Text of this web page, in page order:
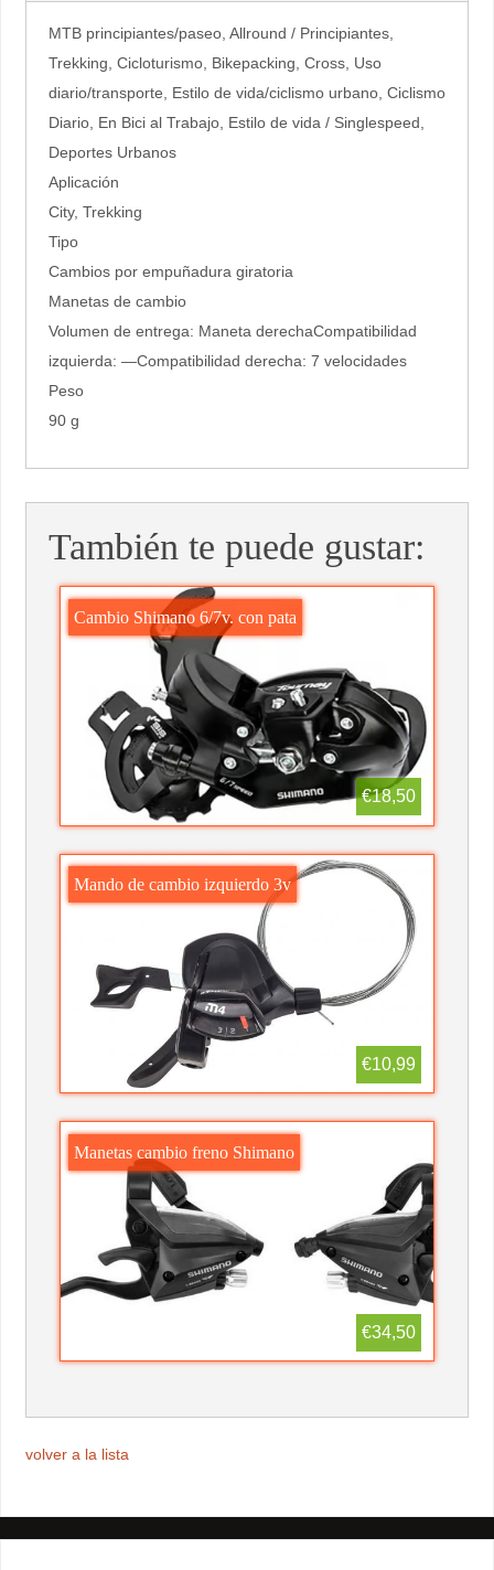
MTB principiantes/paseo, Allround / Principiantes,
Trekking, Cicloturismo, Bikepacking, Cross, Uso
diario/transporte, Estilo de vida/ciclismo urbano, Ciclismo
Diario, En Bici al Trabajo, Estilo de vida / Singlespeed,
Deportes Urbanos
Aplicación
City, Trekking
Tipo
Cambios por empuñadura giratoria
Manetas de cambio
Volumen de entrega: Maneta derechaCompatibilidad
izquierda: —Compatibilidad derecha: 7 velocidades
Peso
90 g
También te puede gustar:
Cambio Shimano 6/7v. con pata
€18,50
Mando de cambio izquierdo 3v
€10,99
Manetas cambio freno Shimano
€34,50
volver a la lista